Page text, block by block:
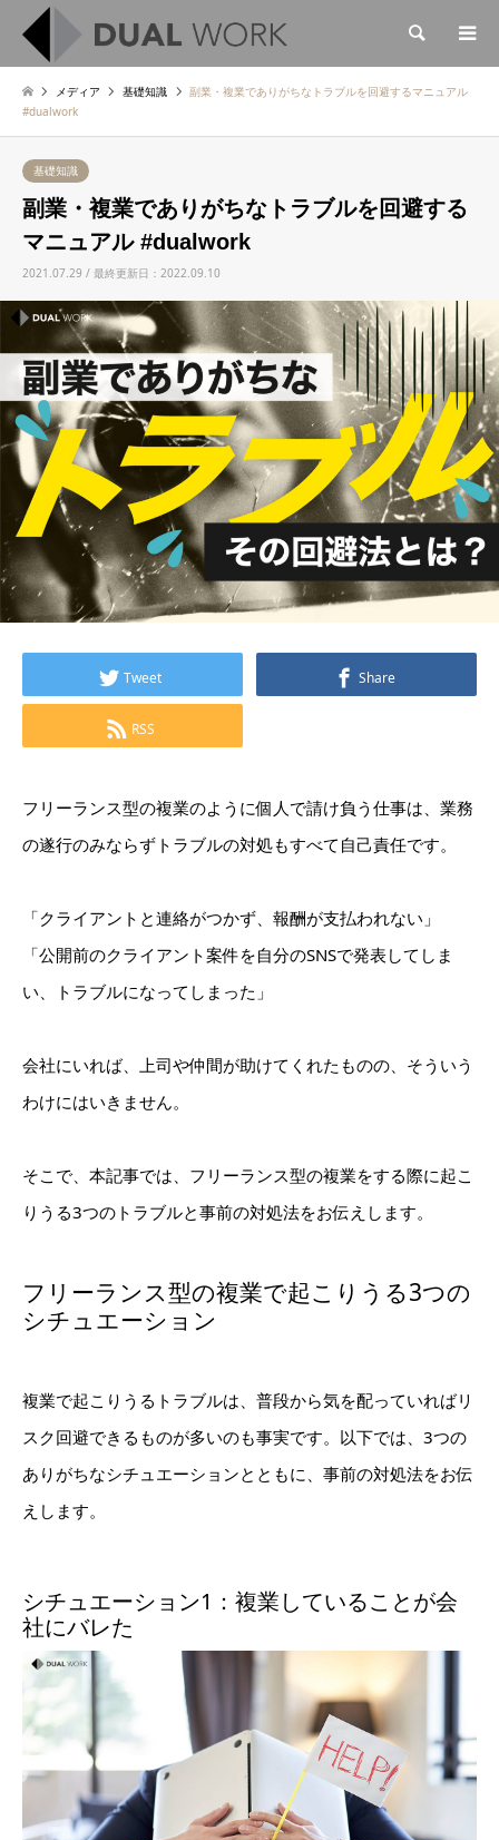
検索
メディア 基礎知識
副業・複業でありがちなトラブルを回避するマニュアル
#dualwork
基礎知識
副業・複業でありがちなトラブルを回避する
マニュアル #dualwork
2021.07.29 / 最終更新日：2022.09.10
Tweet Share
RSS
フリーランス型の複業のように個人で請け負う仕事は、業務
の遂行のみならずトラブルの対処もすべて自己責任です。
「クライアントと連絡がつかず、報酬が支払われない」
「公開前のクライアント案件を自分のSNSで発表してしま
い、トラブルになってしまった」
会社にいれば、上司や仲間が助けてくれたものの、そういう
わけにはいきません。
そこで、本記事では、フリーランス型の複業をする際に起こ
りうる3つのトラブルと事前の対処法をお伝えします。
フリーランス型の複業で起こりうる3つの
シチュエーション
複業で起こりうるトラブルは、普段から気を配っていればリ
スク回避できるものが多いのも事実です。以下では、3つの
ありがちなシチュエーションとともに、事前の対処法をお伝
えします。
シチュエーション1：複業していることが会
社にバレた